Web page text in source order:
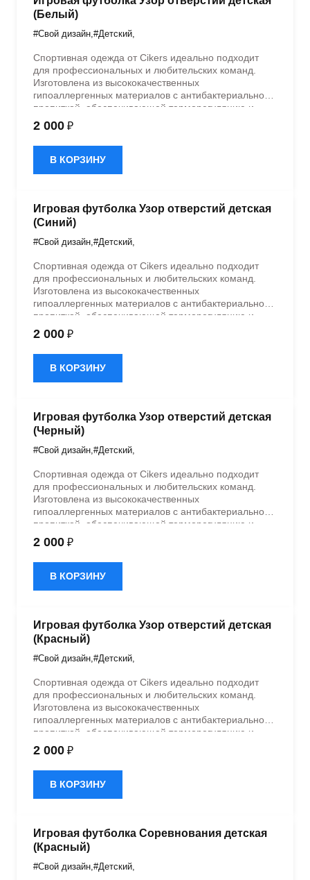
(Белый)
#Свой дизайн #Детский
Спортивная одежда от Cikers идеально подходит
для профессиональных и любительских команд.
Изготовлена из высококачественных
гипоаллергенных материалов с антибактериальной
пропиткой, обеспечивающей терморегуляцию и
быстрое влагоотведение. Одежда обладает
эластичностью в 5 направлениях и стильным
дизайном.
2 000 ₽
В КОРЗИНУ
Игровая футболка Узор отверстий детская
(Синий)
#Свой дизайн #Детский
Спортивная одежда от Cikers идеально подходит
для профессиональных и любительских команд.
Изготовлена из высококачественных
гипоаллергенных материалов с антибактериальной
пропиткой, обеспечивающей терморегуляцию и
быстрое влагоотведение. Одежда обладает
эластичностью в 5 направлениях и стильным
дизайном.
2 000 ₽
В КОРЗИНУ
Игровая футболка Узор отверстий детская
(Черный)
#Свой дизайн #Детский
Спортивная одежда от Cikers идеально подходит
для профессиональных и любительских команд.
Изготовлена из высококачественных
гипоаллергенных материалов с антибактериальной
пропиткой, обеспечивающей терморегуляцию и
быстрое влагоотведение. Одежда обладает
эластичностью в 5 направлениях и стильным
дизайном.
2 000 ₽
В КОРЗИНУ
Игровая футболка Узор отверстий детская
(Красный)
#Свой дизайн #Детский
Спортивная одежда от Cikers идеально подходит
для профессиональных и любительских команд.
Изготовлена из высококачественных
гипоаллергенных материалов с антибактериальной
пропиткой, обеспечивающей терморегуляцию и
быстрое влагоотведение. Одежда обладает
эластичностью в 5 направлениях и стильным
дизайном.
2 000 ₽
В КОРЗИНУ
Игровая футболка Соревнования детская
(Красный)
#Свой дизайн #Детский